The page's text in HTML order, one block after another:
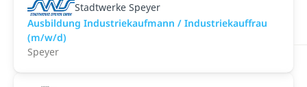
Stadtwerke Speyer
Ausbildung Industriekaufmann / Industriekauffrau
(m/w/d)
Speyer